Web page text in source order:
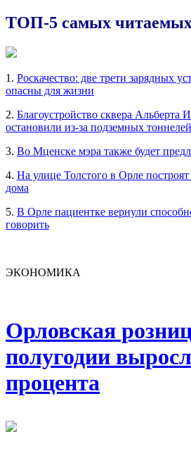
ТОП-5 самых читаемых
1. Роскачество: две трети зарядных
опасны для жизни
2. Благоустройство сквера Альберта
остановили из-за подземных тоннелей
3. Во Мценске мэра также будет
4. На улице Толстого в Орле
дома
5. В Орле пациентке вернули
говорить
ЭКОНОМИКА
Орловская
полугодии
процента